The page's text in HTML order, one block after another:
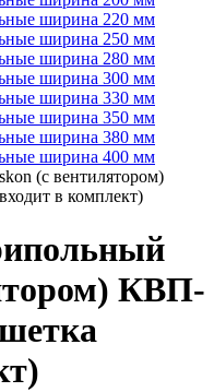
ширина 220 мм
ширина 250 мм
ширина 280 мм
ширина 300 мм
ширина 330 мм
ширина 350 мм
ширина 380 мм
ширина 400 мм
(с вентилятором)
в комплект)
КВП-